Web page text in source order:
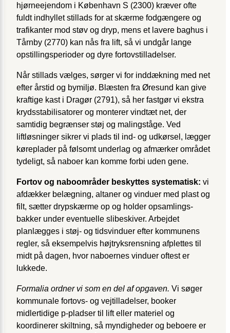
hjørneejendom i København S (2300) kræver ofte
fuldt ind­hyllet stillads for at skærme fodgængere og
trafikanter mod støv og dryp, mens et lavere baghus i
Tårnby (2770) kan nås fra lift, så vi undgår lange
opstillings­perioder og dyre fortovstilladelser.
Når stillads vælges, sørger vi for inddækning med net
efter årstid og bymiljø. Blæsten fra Øresund kan give
kraftige kast i Dragør (2791), så her fastgør vi ekstra
kryds­stabilisatorer og monterer vindtæt net, der
samtidig begrænser støj og malings­tåge. Ved
liftløsninger sikrer vi plads til ind- og udkørsel, lægger
køreplader på følsomt underlag og afmærker området
tydeligt, så naboer kan komme forbi uden gene.
Fortov og naboområder beskyttes systematisk: vi
afdækker belægning, altaner og vinduer med plast og
filt, sætter drypskærme op og holder opsamlings­
bakker under eventuelle slibeskiver. Arbejdet
planlægges i støj- og tids­vinduer efter kommunens
regler, så eksempelvis højtryks­rensning afplettes til
midt på dagen, hvor naboernes vinduer oftest er
lukkede.
Formalia ordner vi som en del af opgaven. Vi søger
kommunale fortovs- og vej­tilladelser, booker
midlertidige p-pladser til lift eller materiel og
koordinerer skiltning, så myndigheder og beboere er